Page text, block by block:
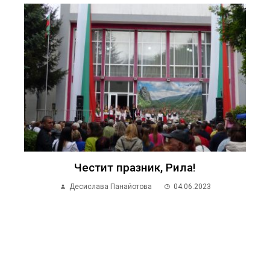
Честит празник, Рила!
Десислава Панайотова 04.06.2023